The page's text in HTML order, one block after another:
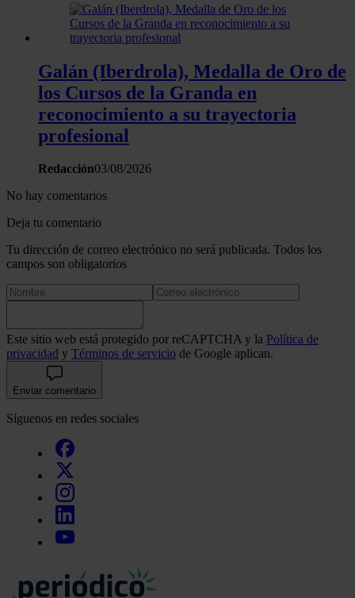
Galán (Iberdrola), Medalla de Oro de
los Cursos de la Granda en
reconocimiento a su trayectoria
profesional
Redacción03/08/2026
No hay comentarios
Deja tu comentario
Tu dirección de correo electrónico no será publicada. Todos los
campos son obligatorios
Este sitio web está protegido por reCAPTCHA y la Política de
privacidad y Términos de servicio de Google aplican.
Enviar comentario
Síguenos en redes sociales